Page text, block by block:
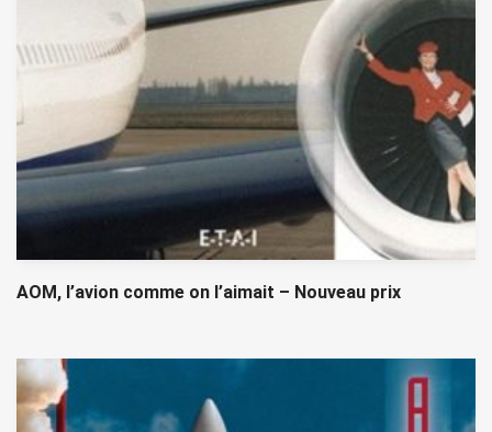
AOM, l’avion comme on l’aimait – Nouveau prix